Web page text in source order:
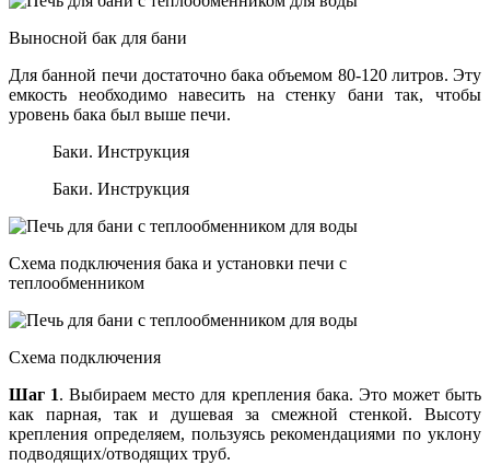
Выносной бак для бани
Для банной печи достаточно бака объемом 80-120 литров. Эту
емкость необходимо навесить на стенку бани так, чтобы
уровень бака был выше печи.
Баки. Инструкция
Баки. Инструкция
Схема подключения бака и установки печи с
теплообменником
Схема подключения
Шаг 1. Выбираем место для крепления бака. Это может быть
как парная, так и душевая за смежной стенкой. Высоту
крепления определяем, пользуясь рекомендациями по уклону
подводящих/отводящих труб.